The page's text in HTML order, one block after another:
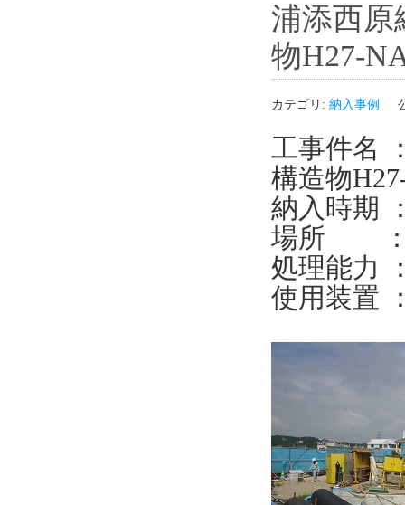
浦添西原
物H27-
カテゴリ: 納入事例
工事件名
構造物
納入時期
場所 ：
処理能力
使用装置